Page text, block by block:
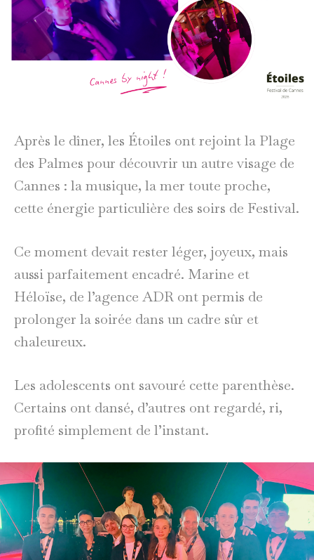
Après le dîner, les Étoiles ont rejoint la Plage
des Palmes pour découvrir un autre visage de
Cannes : la musique, la mer toute proche,
cette énergie particulière des soirs de Festival.
Ce moment devait rester léger, joyeux, mais
aussi parfaitement encadré. Marine et
Héloïse, de l’agence ADR ont permis de
prolonger la soirée dans un cadre sûr et
chaleureux.
Les adolescents ont savouré cette parenthèse.
Certains ont dansé, d’autres ont regardé, ri,
profité simplement de l’instant.